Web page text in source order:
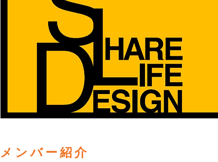
メンバー紹介